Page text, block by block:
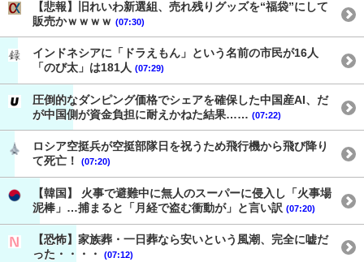
【悲報】旧れいわ新選組、売れ残りグッズを“福袋”にして
販売かｗｗｗｗ (07:30)
インドネシアに「ドラえもん」という名前の市民が16人
「のび太」は181人 (07:29)
圧倒的なダンピング価格でシェアを確保した中国産AI、だ
が中国側が資金負担に耐えかねた結果…… (07:22)
ロシア空挺兵が空挺部隊日を祝うため飛行機から飛び降り
て死亡！
(07:20)
【韓国】 火事で避難中に無人のスーパーに侵入し「火事場
泥棒」…捕まると「月経で盗む衝動が」と言い訳 (07:20)
【恐怖】家族葬・一日葬なら安いという風潮、完全に嘘だ
った・・・・
(07:12)